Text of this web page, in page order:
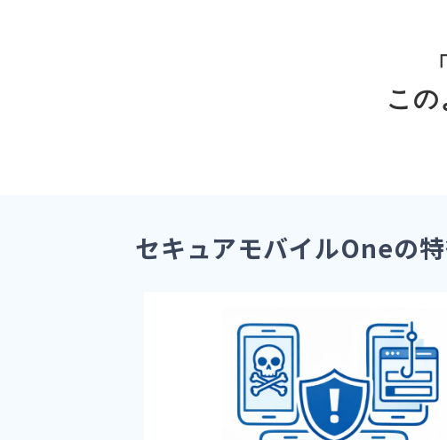
こ
セキュアモバイルOneの